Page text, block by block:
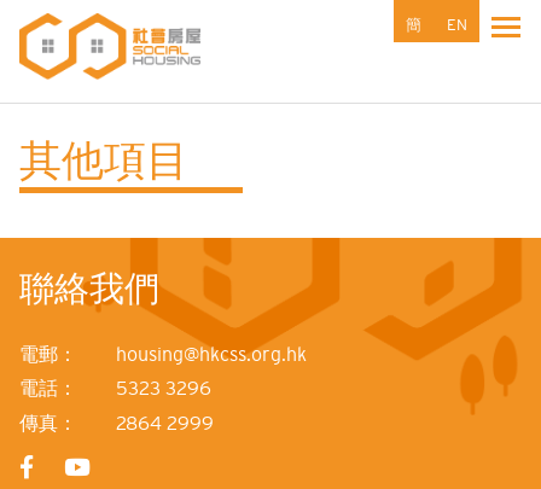
內
簡 EN
其他項目
聯絡我們
電郵：
housing@hkcss.org.hk
電話：
5323 3296
傳真：
2864 2999